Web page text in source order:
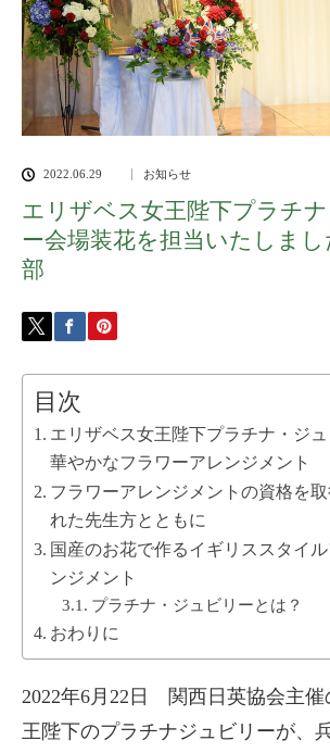
2022.06.29 お知らせ
エリザベス女王陛下プラチ
ー会場装花を担当いたしま
部
目次
エリザベス女王陛下プラチナ・ジ
華やかなフラワーアレンジメント
フラワーアレンジメントの資格を
れた先生方とともに
国産のお花で作るイギリススタイ
ンジメント
プラチナ・ジュビリーとは？
おわりに
2022年6月22日 関西日英協会主催
王陛下のプラチナジュビリーが、